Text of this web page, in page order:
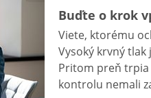
Buďte o krok
Viete, ktorému
Vysoký krvný
Pritom preň trpia
kontrolu nemali